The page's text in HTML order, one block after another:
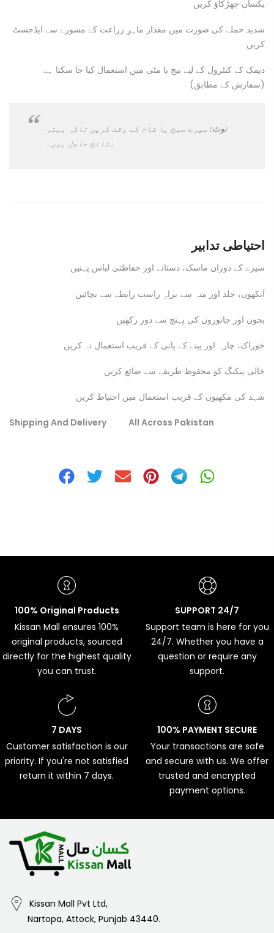
یکساں چھڑکاؤ کریں
شدید حملے کی صورت میں مقدار ماہرِ زراعت کے مشورے سے ایڈجسٹ
کریں
دیمک کے کنٹرول کے لیے بیج یا مٹی میں استعمال کیا جا سکتا ہے
(سفارش کے مطابق)
نوٹ: سپرے صبح یا شام کے وقت کریں تاکہ بہتر
نتائج حاصل ہوں۔
احتیاطی تدابیر
سپرے کے دوران ماسک، دستانے اور حفاظتی لباس پہنیں
آنکھوں، جلد اور منہ سے براہِ راست رابطے سے بچائیں
بچوں اور جانوروں کی پہنچ سے دور رکھیں
خوراک، چارہ اور پینے کے پانی کے قریب استعمال نہ کریں
خالی پیکنگ کو محفوظ طریقے سے ضائع کریں
شہد کی مکھیوں کے قریب استعمال میں احتیاط کریں
Shipping And Delivery All Across Pakistan
100% Original Products
Kissan Mall ensures 100%
original products, sourced
directly for the highest quality
you can trust.
SUPPORT 24/7
Support team is here for you
24/7. Whether you have a
question or require any
support.
7 DAYS
Customer satisfaction is our
priority. If you're not satisfied
return it within 7 days.
100% PAYMENT SECURE
Your transactions are safe
and secure with us. We offer
trusted and encrypted
payment options.
Kissan Mall Pvt Ltd,
Nartopa, Attock, Punjab 43440.